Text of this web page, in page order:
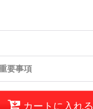
要事項
カートに入れる